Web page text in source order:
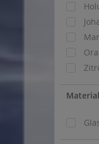
Material